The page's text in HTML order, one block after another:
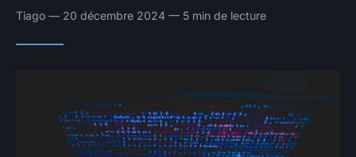
Tiago — 20 décembre 2024 — 5 min de lecture